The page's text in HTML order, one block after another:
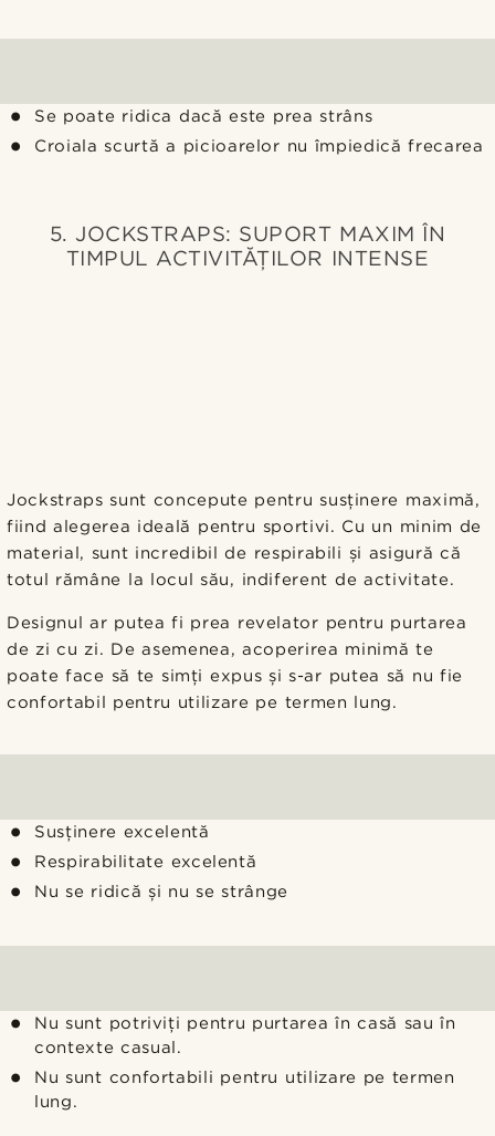
Se poate ridica dacă este prea strâns
Croiala scurtă a picioarelor nu împiedică frecarea
5. JOCKSTRAPS: SUPORT MAXIM ÎN
TIMPUL ACTIVITĂȚILOR INTENSE
Jockstraps sunt concepute pentru susținere maximă,
fiind alegerea ideală pentru sportivi. Cu un minim de
material, sunt incredibil de respirabili și asigură că
totul rămâne la locul său, indiferent de activitate.
Designul ar putea fi prea revelator pentru purtarea
de zi cu zi. De asemenea, acoperirea minimă te
poate face să te simți expus și s-ar putea să nu fie
confortabil pentru utilizare pe termen lung.
Susținere excelentă
Respirabilitate excelentă
Nu se ridică și nu se strânge
Nu sunt potriviți pentru purtarea în casă sau în
contexte casual.
Nu sunt confortabili pentru utilizare pe termen
lung.